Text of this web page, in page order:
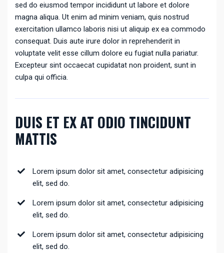
sed do eiusmod tempor incididunt ut labore et dolore
magna aliqua. Ut enim ad minim veniam, quis nostrud
exercitation ullamco laboris nisi ut aliquip ex ea commodo
consequat. Duis aute irure dolor in reprehenderit in
voluptate velit esse cillum dolore eu fugiat nulla pariatur.
Excepteur sint occaecat cupidatat non proident, sunt in
culpa qui officia.
DUIS ET EX AT ODIO TINCIDUNT
MATTIS
Lorem ipsum dolor sit amet, consectetur adipisicing
elit, sed do.
Lorem ipsum dolor sit amet, consectetur adipisicing
elit, sed do.
Lorem ipsum dolor sit amet, consectetur adipisicing
elit, sed do.